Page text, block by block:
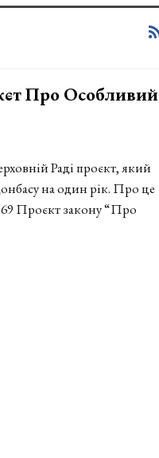
Про Особливий
Раді проєкт, який
на один рік. Про це
Проєкт закону “Про